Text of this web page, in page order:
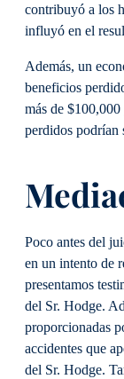
contribuyó a los
influyó en el
Además, un
beneficios
más de
perdidos podrían
Poco antes del
en un intento de
presentamos
del Sr. Hodge.
proporcionadas
accidentes que
del Sr. Hodge.